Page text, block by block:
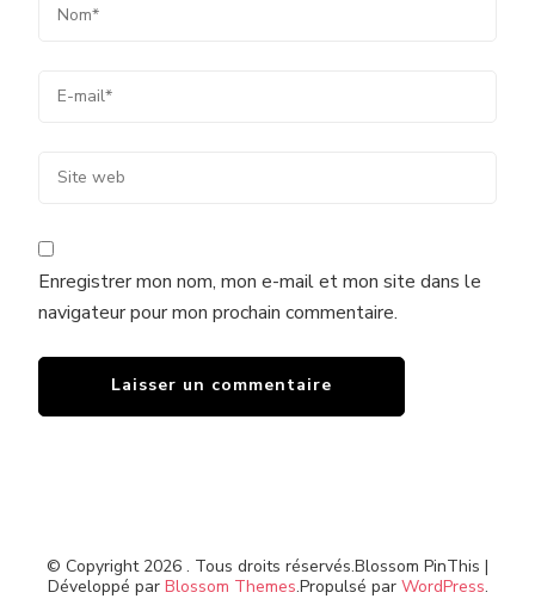
Enregistrer mon nom, mon e-mail et mon site dans le
navigateur pour mon prochain commentaire.
© Copyright 2026 . Tous droits réservés.Blossom PinThis |
Développé par Blossom Themes.Propulsé par WordPress.